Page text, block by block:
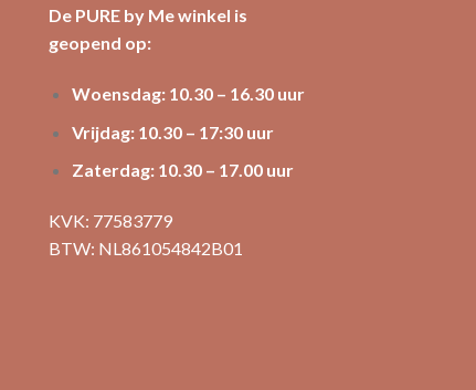
De PURE by Me winkel is
geopend op:
Woensdag: 10.30 – 16.30 uur
Vrijdag: 10.30 – 17:30 uur
Zaterdag: 10.30 – 17.00 uur
KVK: 77583779
BTW: NL861054842B01